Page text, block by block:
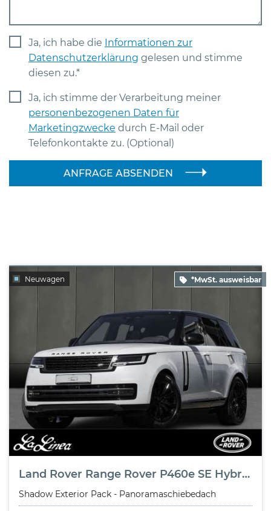
Ja, ich habe die Informationen zur
Datenschutzerklärung gelesen und stimme
diesen zu.*
Ja, ich stimme der Verarbeitung meiner
personenbezogenen Daten für
Marketingzwecke durch E-Mail oder
Telefonkontakte zu. (Optional)
ANFRAGE ABSENDEN
Neuwagen *MwSt. ausweisbar
Land Rover Range Rover P460e SE Hybrid Shadow Exterior Pack - Panoramaschiebedach
Shadow Exterior Pack - Panoramaschiebedach